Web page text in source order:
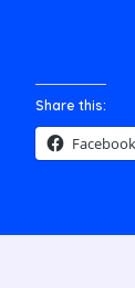
Share this:
Facebook